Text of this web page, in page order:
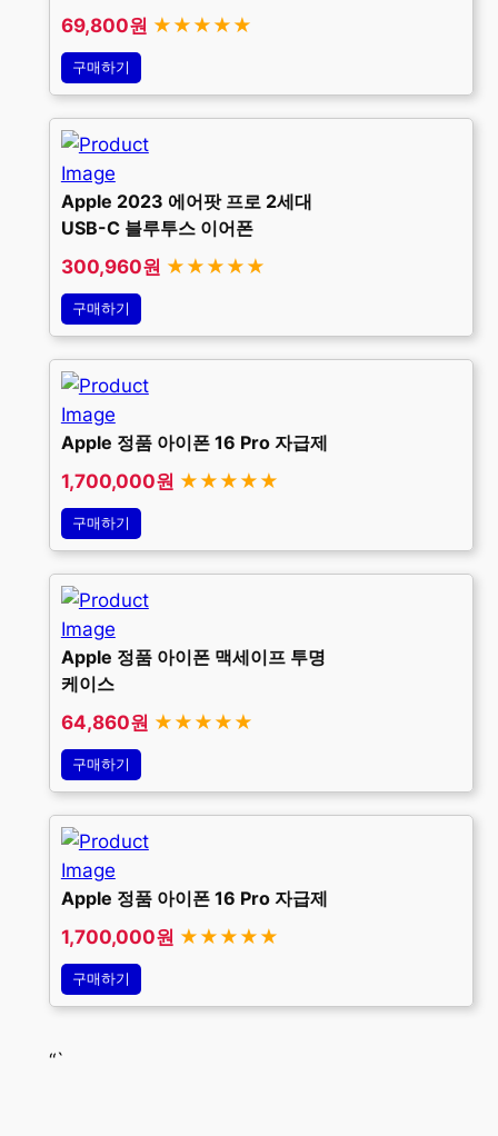
69,800원 ★★★★★
구매하기
Apple 2023 에어팟 프로 2세대
USB-C 블루투스 이어폰
300,960원 ★★★★★
구매하기
Apple 정품 아이폰 16 Pro 자급제
1,700,000원 ★★★★★
구매하기
Apple 정품 아이폰 맥세이프 투명
케이스
64,860원 ★★★★★
구매하기
Apple 정품 아이폰 16 Pro 자급제
1,700,000원 ★★★★★
구매하기
“`